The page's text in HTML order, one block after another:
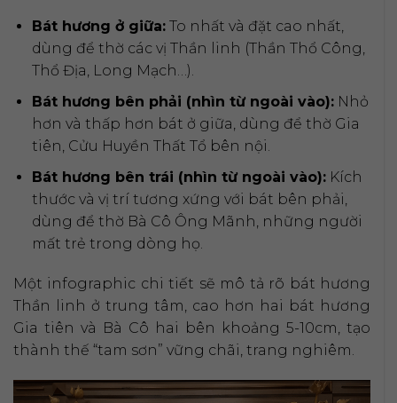
Bát hương ở giữa:To nhất và đặt cao nhất,
dùng để thờ các vị Thần linh (Thần Thổ Công,
Thổ Địa, Long Mạch…).
Bát hương bên phải (nhìn từ ngoài vào):Nhỏ
hơn và thấp hơn bát ở giữa, dùng để thờ Gia
tiên, Cửu Huyền Thất Tổ bên nội.
Bát hương bên trái (nhìn từ ngoài vào):Kích
thước và vị trí tương xứng với bát bên phải,
dùng để thờ Bà Cô Ông Mãnh, những người
mất trẻ trong dòng họ.
Một infographic chi tiết sẽ mô tả rõ bát hương
Thần linh ở trung tâm, cao hơn hai bát hương
Gia tiên và Bà Cô hai bên khoảng 5-10cm, tạo
thành thế “tam sơn” vững chãi, trang nghiêm.